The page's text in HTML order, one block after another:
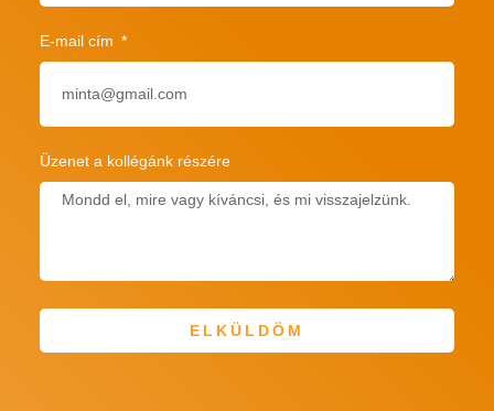
E-mail cím
Üzenet a kollégánk részére
ELKÜLDÖM